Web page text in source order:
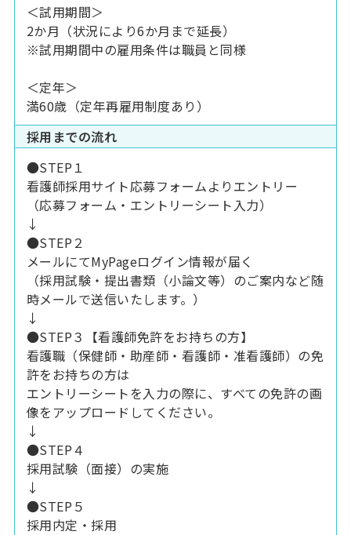
＜試用期間＞
2か月（状況により6か月まで延長）
※試用期間中の雇用条件は職員と同様
＜定年＞
満60歳（定年再雇用制度あり）
採用までの流れ
●STEP１
看護師採用サイト応募フォームよりエントリー
（応募フォーム・エントリーシート入力）
↓
●STEP２
メールにてMyPageログイン情報が届く
（採用試験・提出書類（小論文等）のご案内など随
時メールで送信いたします。）
↓
●STEP３【看護師免許をお持ちの方】
看護職（保健師・助産師・看護師・准看護師）の免
許をお持ちの方は
エントリーシートを入力の際に、すべての免許の画
像をアップロードしてください。
↓
●STEP４
採用試験（面接）の実施
↓
●STEP５
採用内定・採用